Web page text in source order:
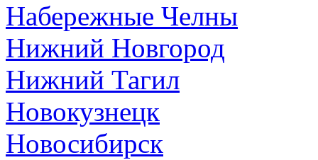
Набережные Челны
Нижний Новгород
Нижний Тагил
Новокузнецк
Новосибирск